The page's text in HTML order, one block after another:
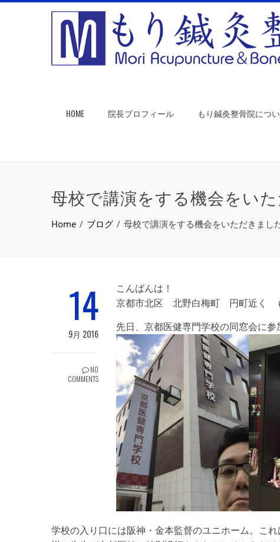
HOME 院長プロフィール もり鍼灸整骨院につ
母校で講演をする機会をい
Home ブログ 母校で講演をする機会をいただきまし
14
9月 2016
NO
COMMENTS
こんばんは！
京都市北区 北野白梅町 円町近く
先日、京都医健専門学校の同窓会に参
学校の入り口には阪神・金本監督のユニホーム。こ